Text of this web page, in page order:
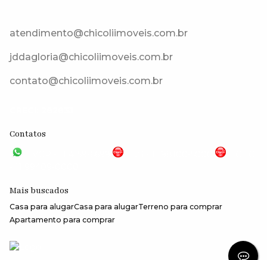
atendimento@chicoliimoveis.com.br
jddagloria@chicoliimoveis.com.br
contato@chicoliimoveis.com.br
Contatos
Mais buscados
Casa para alugarCasa para alugarTerreno para comprar
Apartamento para comprar